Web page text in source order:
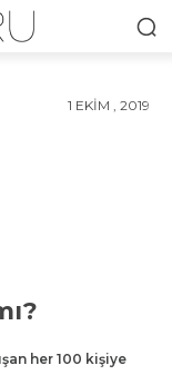
1 EKIM , 2019
her 100 kişiye